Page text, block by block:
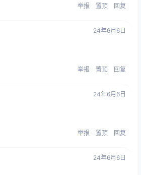
举报 置顶 回复
24年6月6日
举报 置顶 回复
24年6月6日
举报 置顶 回复
24年6月6日